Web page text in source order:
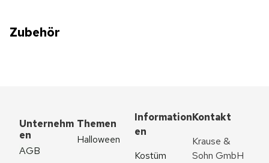
Zubehör
Unternehm
en
AGB
Themen
Halloween
Information
en
Kostüm
Kontakt
Krause &
Sohn GmbH